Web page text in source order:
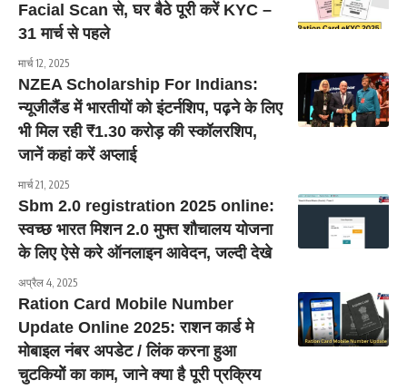
Facial Scan से, घर बैठे पूरी करें KYC –
31 मार्च से पहले
मार्च 12, 2025
NZEA Scholarship For Indians:
न्यूजीलैंड में भारतीयों को इंटर्नशिप, पढ़ने के लिए
भी मिल रही ₹1.30 करोड़ की स्कॉलरशिप,
जानें कहां करें अप्लाई
मार्च 21, 2025
Sbm 2.0 registration 2025 online:
स्वच्छ भारत मिशन 2.0 मुफ्त शौचालय योजना
के लिए ऐसे करे ऑनलाइन आवेदन, जल्दी देखे
अप्रैल 4, 2025
Ration Card Mobile Number
Update Online 2025: राशन कार्ड मे
मोबाइल नंबर अपडेट / लिंक करना हुआ
चुटकियोें का काम, जाने क्या है पूरी प्रक्रिय